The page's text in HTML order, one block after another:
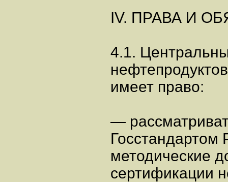
IV. ПРАВА И
4.1.
нефтепродуктов
имеет право:
—
Госстандартом
методические
сертификации